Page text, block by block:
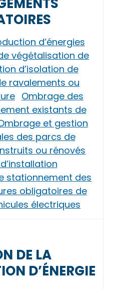
d’énergies
végétalisation de
d’isolation de
ravalements ou
Ombrage des
existants de
et gestion
des parcs de
ou rénovés
stationnement des
obligatoires de
électriques
DE LA
D’ÉNERGIE